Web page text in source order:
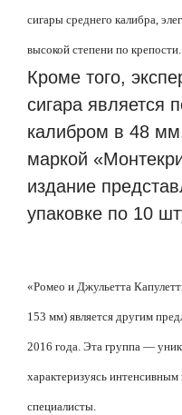
сигары среднего калибра,
высокой степени по крепости.
Кроме того,
сигара является
калибром в 48
маркой
издание
упаковке по 10
«Ромео и Джульетта
153 мм) является другим
2016 года. Эта группа —
характеризуясь
специалисты.